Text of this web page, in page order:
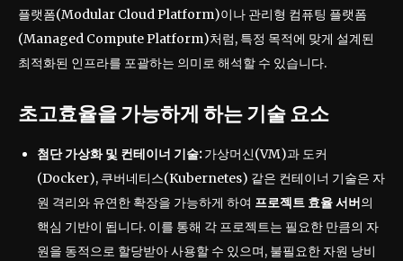
플랫폼(Modular Cloud Platform)이나 관리형 컴퓨팅 플랫폼
(Managed Compute Platform)처럼, 특정 목적에 맞게 설계된
최적화된 인프라를 포괄하는 의미로 해석할 수 있습니다.
초고효율을 가능하게 하는 기술 요소
첨단 가상화 및 컨테이너 기술:가상머신(VM)과 도커
(Docker), 쿠버네티스(Kubernetes) 같은 컨테이너 기술은 자
원 격리와 유연한 확장을 가능하게 하여 프로젝트 효율 서버의
핵심 기반이 됩니다. 이를 통해 각 프로젝트는 필요한 만큼의 자
원을 동적으로 할당받아 사용할 수 있으며, 불필요한 자원 낭비